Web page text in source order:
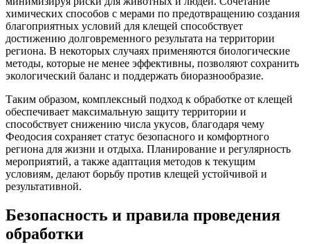
химических способов с мерами по предотвращению создания
благоприятных условий для клещей способствует
достижению долговременного результата на территории
региона. В некоторых случаях применяются биологические
методы, которые не менее эффективны, позволяют сохранить
экологический баланс и поддержать биоразнообразие.
Таким образом, комплексный подход к обработке от клещей
обеспечивает максимальную защиту территории и
способствует снижению числа укусов, благодаря чему
Феодосия сохраняет статус безопасного и комфортного
региона для жизни и отдыха. Планирование и регулярность
мероприятий, а также адаптация методов к текущим
условиям, делают борьбу против клещей устойчивой и
результативной.
Безопасность и правила проведения
обработки